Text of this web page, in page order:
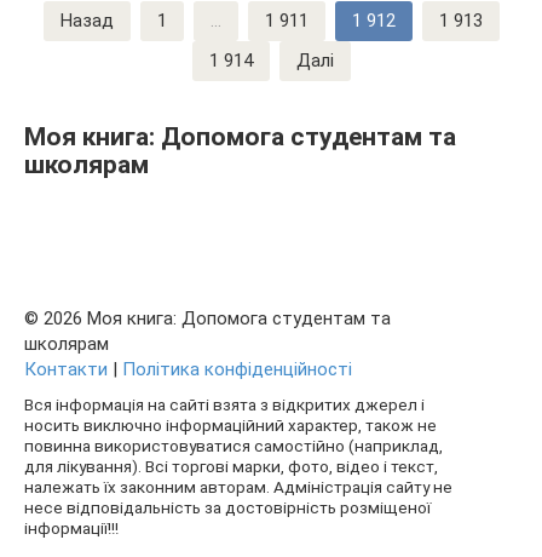
Пагінація
записів
Назад 1 … 1 911 1 912
1 913
1 914
Далі
Моя книга: Допомога студентам та
школярам
© 2026 Моя книга: Допомога студентам та
школярам
Контакти | Політика конфіденційності
Вся інформація на сайті взята з відкритих джерел і
носить виключно інформаційний характер, також не
повинна використовуватися самостійно (наприклад,
для лікування). Всі торгові марки, фото, відео і текст,
належать їх законним авторам. Адміністрація сайту не
несе відповідальність за достовірність розміщеної
інформації!!!